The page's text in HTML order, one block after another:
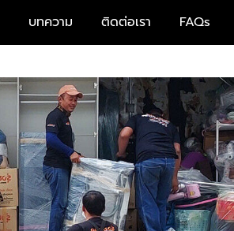
บทความ ติดต่อเรา FAQs